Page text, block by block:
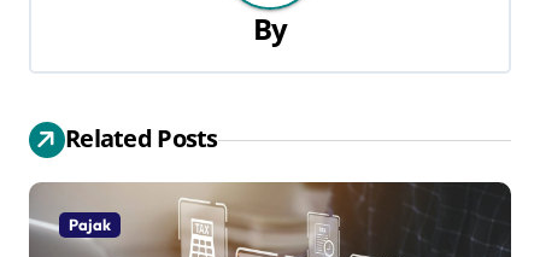
i
p
o
s
By
Related Posts
Pajak